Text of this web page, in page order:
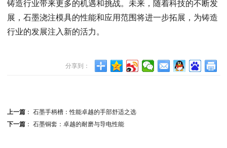
铸造行业带来更多的机遇和挑战。未来，随着科技的不断发
展，石墨浇注模具的性能和应用范围将进一步拓展，为铸造
行业的发展注入新的活力。
分享到：
上一篇： 石墨手柄槽：性能卓越的手部舒适之选
下一篇： 石墨铜套：卓越的耐磨与导电性能